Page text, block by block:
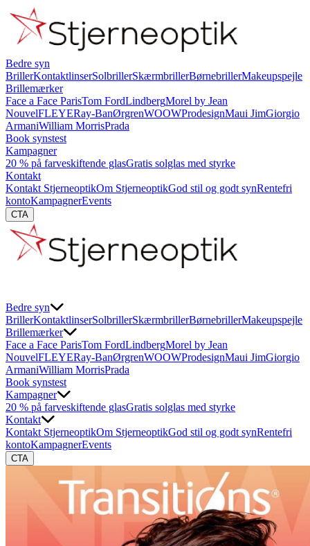
Bedre syn
BrillerKontaktlinserSolbrillerSkærmbrillerBørnebrillerMakeupspejle
Brillemærker
Face a Face ParisTom FordLindbergMorel by Jean
NouvelFLEYERay-BanØrgrenWOOWProdesignMaui JimGiorgio
ArmaniWilliam MorrisPrada
Book synstest
Kampagner
20 % på farveskiftende glasGratis solglas med styrke
Kontakt
Kontakt StjerneoptikOm StjerneoptikGod stil og godt synRentefri
kontoKampagnerEvents
CTA
Bedre syn
BrillerKontaktlinserSolbrillerSkærmbrillerBørnebrillerMakeupspejle
Brillemærker
Face a Face ParisTom FordLindbergMorel by Jean
NouvelFLEYERay-BanØrgrenWOOWProdesignMaui JimGiorgio
ArmaniWilliam MorrisPrada
Book synstest
Kampagner
20 % på farveskiftende glasGratis solglas med styrke
Kontakt
Kontakt StjerneoptikOm StjerneoptikGod stil og godt synRentefri
kontoKampagnerEvents
CTA